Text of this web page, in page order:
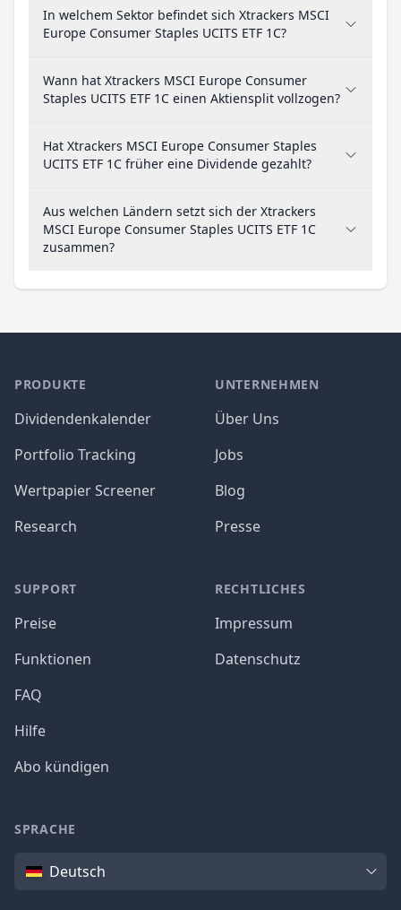
In welchem Sektor befindet sich Xtrackers MSCI
Europe Consumer Staples UCITS ETF 1C?
Wann hat Xtrackers MSCI Europe Consumer
Staples UCITS ETF 1C einen Aktiensplit vollzogen?
Hat Xtrackers MSCI Europe Consumer Staples
UCITS ETF 1C früher eine Dividende gezahlt?
Aus welchen Ländern setzt sich der Xtrackers
MSCI Europe Consumer Staples UCITS ETF 1C
zusammen?
PRODUKTE
Dividendenkalender
Portfolio Tracking
Wertpapier Screener
Research
SUPPORT
Preise
Funktionen
FAQ
Hilfe
Abo kündigen
UNTERNEHMEN
Über Uns
Jobs
Blog
Presse
RECHTLICHES
Impressum
Datenschutz
SPRACHE
SpracheDeutsch